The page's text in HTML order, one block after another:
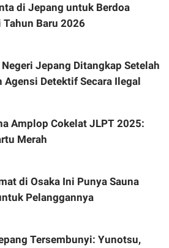
di Jepang untuk Berdoa
Baru 2026
Jepang Ditangkap Setelah
Agensi Detektif Secara Ilegal
Amplop Cokelat JLPT 2025:
Merah
di Osaka Ini Punya Sauna
Pelanggannya
Tersembunyi: Yunotsu,